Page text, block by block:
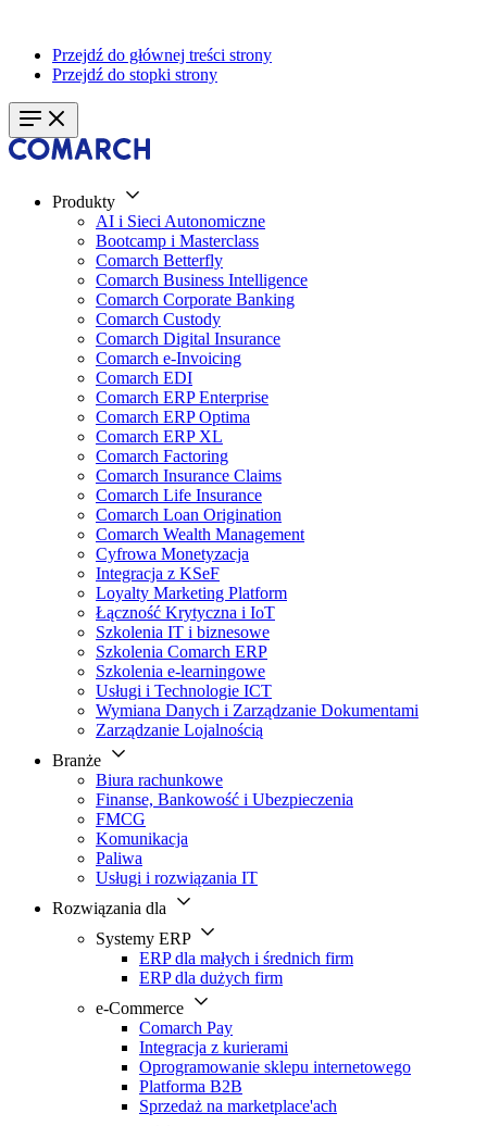
Przejdź do głównej treści strony
Przejdź do stopki strony
Produkty
AI i Sieci Autonomiczne
Bootcamp i Masterclass
Comarch Betterfly
Comarch Business Intelligence
Comarch Corporate Banking
Comarch Custody
Comarch Digital Insurance
Comarch e-Invoicing
Comarch EDI
Comarch ERP Enterprise
Comarch ERP Optima
Comarch ERP XL
Comarch Factoring
Comarch Insurance Claims
Comarch Life Insurance
Comarch Loan Origination
Comarch Wealth Management
Cyfrowa Monetyzacja
Integracja z KSeF
Loyalty Marketing Platform
Łączność Krytyczna i IoT
Szkolenia IT i biznesowe
Szkolenia Comarch ERP
Szkolenia e-learningowe
Usługi i Technologie ICT
Wymiana Danych i Zarządzanie Dokumentami
Zarządzanie Lojalnością
Branże
Biura rachunkowe
Finanse, Bankowość i Ubezpieczenia
FMCG
Komunikacja
Paliwa
Usługi i rozwiązania IT
Rozwiązania dla
Systemy ERP
ERP dla małych i średnich firm
ERP dla dużych firm
e-Commerce
Comarch Pay
Integracja z kurierami
Oprogramowanie sklepu internetowego
Platforma B2B
Sprzedaż na marketplace'ach